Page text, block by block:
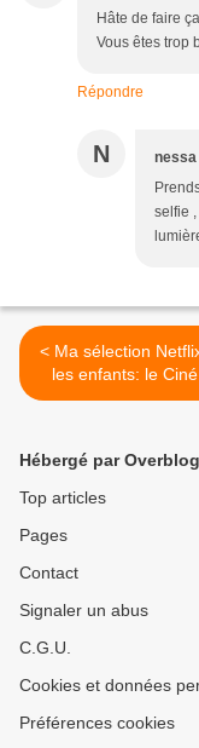
Hâte de faire
Vous êtes trop
Répondre
N nessa
selfie
< Ma sélection Netflix pour
les enfants: le
maison
Hébergé par Overblog
Top articles
Pages
Contact
Signaler un abus
C.G.U.
Cookies et données
Préférences cookies